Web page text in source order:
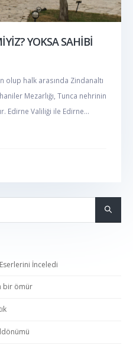
YOKSA SAHİBİ
olup halk arasında Zindanaltı
Mezarlığı, Tunca nehrinin
Edirne Valiliği ile Edirne...
İnceledi
bir ömür